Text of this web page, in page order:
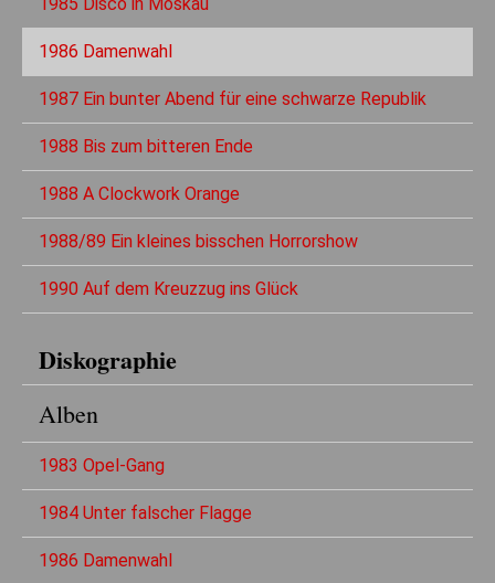
1986 Damenwahl
1987 Ein bunter Abend für eine schwarze Republik
1988 Bis zum bitteren Ende
1988 A Clockwork Orange
1988/89 Ein kleines bisschen Horrorshow
1990 Auf dem Kreuzzug ins Glück
Diskographie
Alben
1983 Opel-Gang
1984 Unter falscher Flagge
1986 Damenwahl